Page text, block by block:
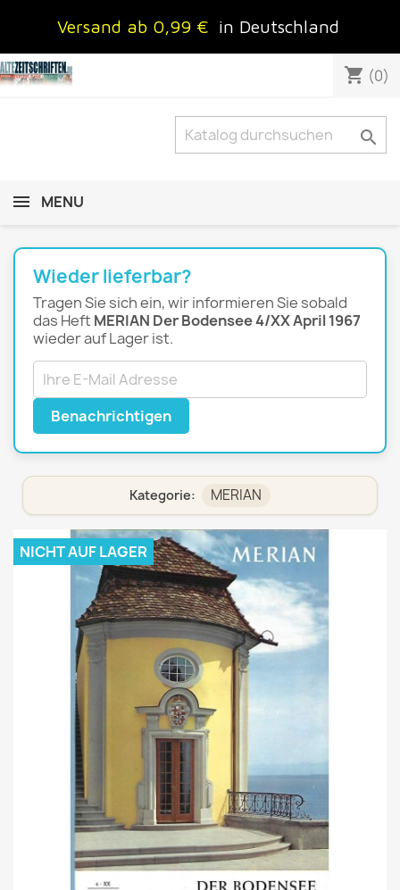
Versand ab 0,99 € in Deutschland
shopping_cart (0)

MENU
Wieder lieferbar?
Tragen Sie sich ein, wir informieren Sie sobald
das Heft MERIAN Der Bodensee 4/XX April 1967
wieder auf Lager ist.
Benachrichtigen
Kategorie: MERIAN
NICHT AUF LAGER